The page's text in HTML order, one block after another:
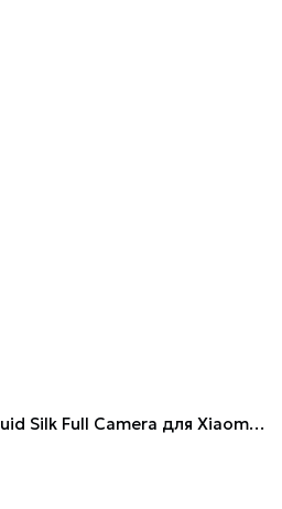
Чохол TPU GETMAN Liquid Silk Full Camera для Xiaomi Redmi Note 15 Pro+ 5G Light purple